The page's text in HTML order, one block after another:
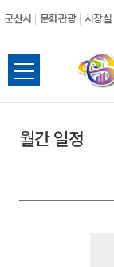
군산시 문화관광 시장실
전
체
뉴
열
월간 일정